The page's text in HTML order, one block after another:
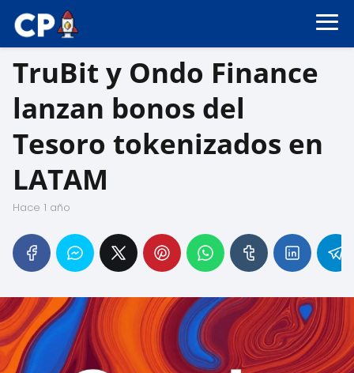
TruBit y Ondo Finance
lanzan bonos del
Tesoro tokenizados en
LATAM
hace 1 año